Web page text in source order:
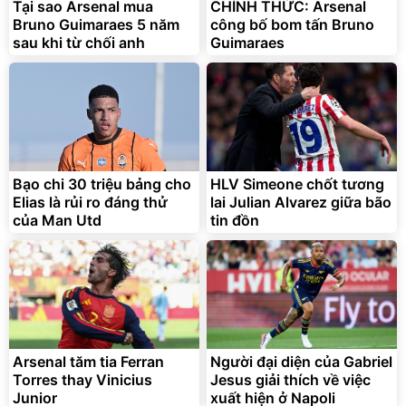
825.000đ
Flash Sale
Lót ghế ôtô, nâng lưng
chống nóng giúp thoải mái
trong di chuyển
295.000đ
Đã bán nhiều
Tại sao Arsenal mua
Bruno Guimaraes 5 năm
sau khi từ chối anh
CHÍNH THỨC: Arsenal
công bố bom tấn Bruno
Guimaraes
Bạo chi 30 triệu bảng cho
Elias là rủi ro đáng thử
của Man Utd
HLV Simeone chốt tương
lai Julian Alvarez giữa bão
tin đồn
Arsenal tăm tia Ferran
Torres thay Vinicius
Junior
Người đại diện của Gabriel
Jesus giải thích về việc
xuất hiện ở Napoli